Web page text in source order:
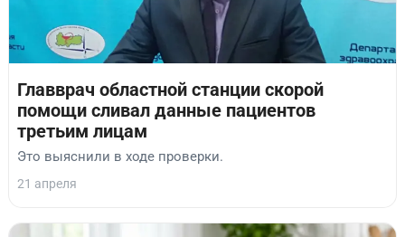
Главврач областной станции скорой
помощи сливал данные пациентов
третьим лицам
Это выяснили в ходе проверки.
21 апреля